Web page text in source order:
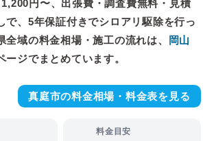
円〜、出張費・調査費無料・見積
で、5年保証付きでシロアリ駆除を行っ
全域の料金相場・施工の流れは、
岡山
ージでまとめています。
真庭市の料金相場・料金表を見る
料金目安